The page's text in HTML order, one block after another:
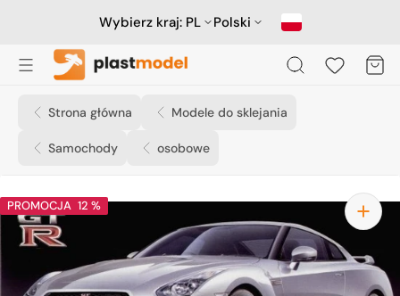
Wybierz kraj: PL Polski
Koszyk
Strona główna Modele do sklejania
Samochody osobowe
PROMOCJA 12 %